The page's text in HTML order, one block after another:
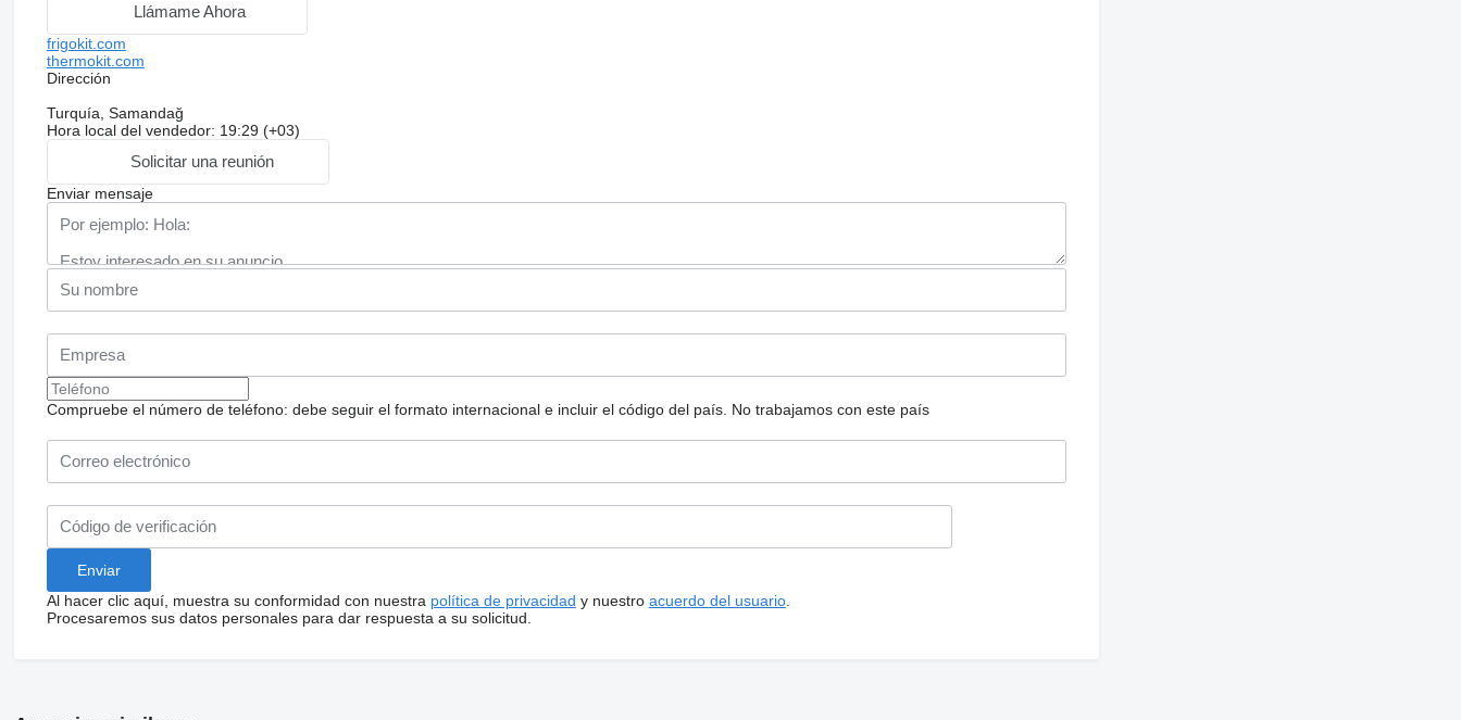
Llámame Ahora
frigokit.com
thermokit.com
Dirección
Turquía, Samandağ
Hora local del vendedor: 19:29 (+03)
Solicitar una reunión
Enviar mensaje
Compruebe el número de teléfono: debe seguir el formato internacional e incluir el código del país. No trabajamos con este país
Al hacer clic aquí, muestra su conformidad con nuestra política de privacidad y nuestro acuerdo del usuario.
Procesaremos sus datos personales para dar respuesta a su solicitud.